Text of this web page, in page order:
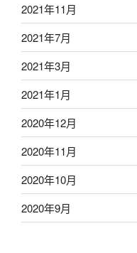
2021年11月
2021年7月
2021年3月
2021年1月
2020年12月
2020年11月
2020年10月
2020年9月